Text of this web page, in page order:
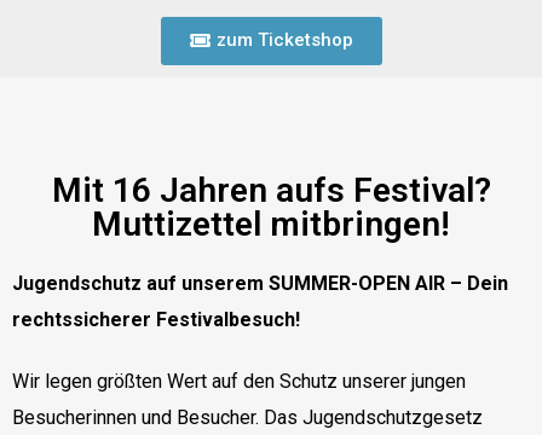
zum Ticketshop
Mit 16 Jahren aufs Festival?
Muttizettel mitbringen!
Jugendschutz auf unserem SUMMER-OPEN AIR – Dein
rechtssicherer Festivalbesuch!
Wir legen größten Wert auf den Schutz unserer jungen
Besucherinnen und Besucher. Das Jugendschutzgesetz